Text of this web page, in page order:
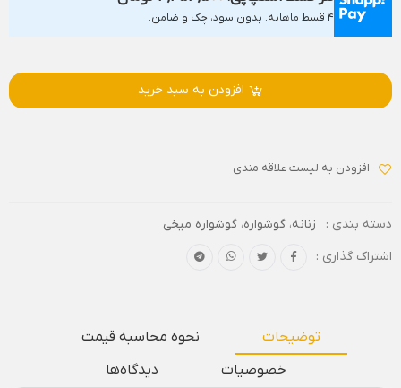
۴ قسط ماهانه. بدون سود، چک و ضامن.
افزودن به سبد خرید
افزودن به لیست علاقه مندی
دسته بندی : زنانه، گوشواره، گوشواره میخی
اشتراک گذاری :
توضیحات
نحوه محاسبه قیمت
خصوصیات
دیدگاه‌ها